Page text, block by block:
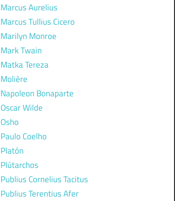
Marcus Aurelius
Marcus Tullius Cicero
Marilyn Monroe
Mark Twain
Matka Tereza
Molière
Napoleon Bonaparte
Oscar Wilde
Osho
Paulo Coelho
Platón
Plútarchos
Publius Cornelius Tacitus
Publius Terentius Afer